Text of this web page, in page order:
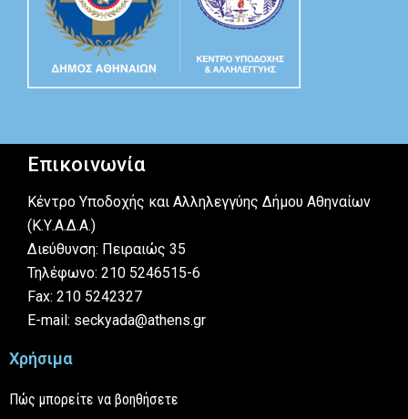
Επικοινωνία
Κέντρο Υποδοχής και Αλληλεγγύης Δήμου Αθηναίων
(Κ.Υ.Α.Δ.Α.)
Διεύθυνση: Πειραιώς 35
Τηλέφωνο: 210 5246515-6
Fax: 210 5242327
E-mail: seckyada@athens.gr
Χρήσιμα
Πώς μπορείτε να βοηθήσετε